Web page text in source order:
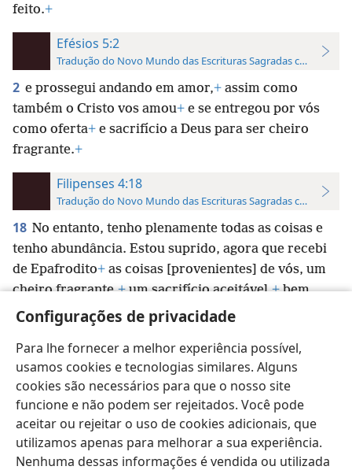
Configurações de privacidade
Para lhe fornecer a melhor experiência possível,
usamos cookies e tecnologias similares. Alguns
cookies são necessários para que o nosso site
funcione e não podem ser rejeitados. Você pode
aceitar ou rejeitar o uso de cookies adicionais, que
utilizamos apenas para melhorar a sua experiência.
Nenhuma dessas informações é vendida ou utilizada
feito.+
Efésios 5:2
Tradução do Novo Mundo das Escrituras Sagradas com
2 e prossegui andando em amor,+ assim como
também o Cristo vos amou+ e se entregou por vós
como oferta+ e sacrifício a Deus para ser cheiro
fragrante.+
Filipenses 4:18
Tradução do Novo Mundo das Escrituras Sagradas com
18 No entanto, tenho plenamente todas as coisas e
tenho abundância. Estou suprido, agora que recebi
de Epafrodito+ as coisas [provenientes] de vós, um
cheiro fragrante,+um sacrifício aceitável,+bem
agradável a Deus. *
Português (Brasil) Preferências
Copyright © 2026 Watch Tower Bible and Tract Society of Pennsylvania
Termos de Uso
Política de Privacidade
Configurações de Privacidade
JW.ORG Login